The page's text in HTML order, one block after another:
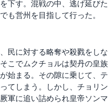
下す。混戦の中、逃げ延び
も営州を目指して行った。
民に対する略奪や殺戮をし
こでムクチョルは契丹の皇
始まる。その隙に乗じて、
てしまう。しかし、チョリ
軍に追い詰められ皇帝ソン